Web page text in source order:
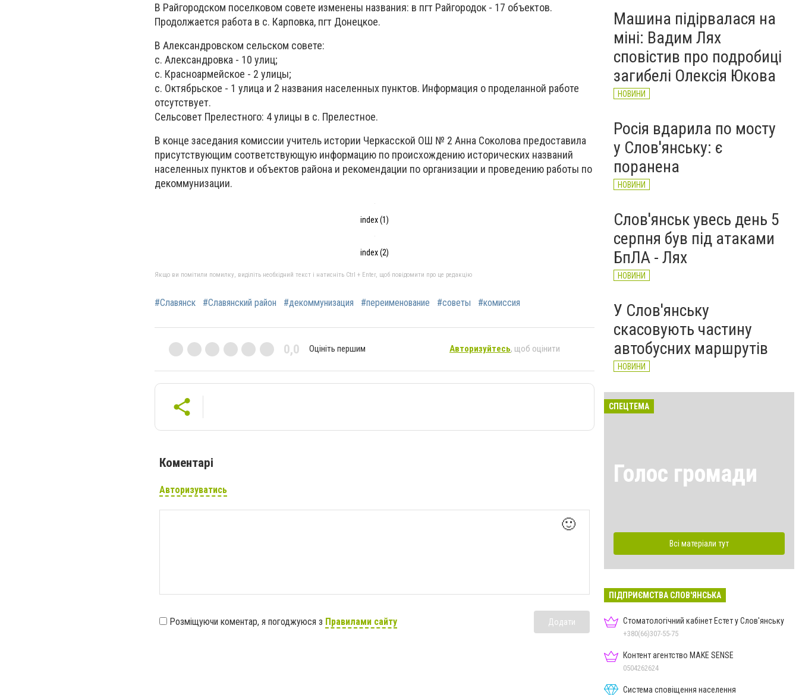
В Райгородском поселковом совете изменены названия: в пгт Райгородок - 17 объектов.
Продолжается работа в с. Карповка, пгт Донецкое.
В Александровском сельском совете:
с. Александровка - 10 улиц;
с. Красноармейское - 2 улицы;
с. Октябрьское - 1 улица и 2 названия населенных пунктов. Информация о проделанной работе
отсутствует.
Сельсовет Прелестного: 4 улицы в с. Прелестное.
В конце заседания комиссии учитель истории Черкасской ОШ № 2 Анна Соколова предоставила
присутствующим соответствующую информацию по происхождению исторических названий
населенных пунктов и объектов района и рекомендации по организации и проведению работы по
декоммунизации.
index (1)
index (2)
Якщо ви помітили помилку, виділіть необхідний текст і натисніть Ctrl + Enter, щоб повідомити про це редакцію
#Славянск #Славянский район #декоммунизация #переименование #советы #комиссия
0,0 Оцініть першим Авторизуйтесь, щоб оцінити
Коментарі
Авторизуватись
🙂
Розміщуючи коментар, я погоджуюся з Правилами сайту Додати
Машина підірвалася на
міні: Вадим Лях
сповістив про подробиці
загибелі Олексія Юкова
НОВИНИ
Росія вдарила по мосту
у Слов'янську: є
поранена
НОВИНИ
Слов'янськ увесь день 5
серпня був під атаками
БпЛА - Лях
НОВИНИ
У Слов'янську
скасовують частину
автобусних маршрутів
НОВИНИ
СПЕЦТЕМА
Голос громади
Всі матеріали тут
ПІДПРИЄМСТВА СЛОВ'ЯНСЬКА
Стоматологічний кабінет Естет у Слов'янську
+380(66)307-55-75
Контент агентство MAKE SENSE
0504262624
Система сповіщення населення